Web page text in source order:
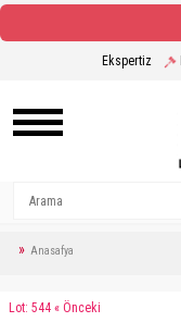
Ekspertiz
Anasafya
Lot: 544 « Önceki